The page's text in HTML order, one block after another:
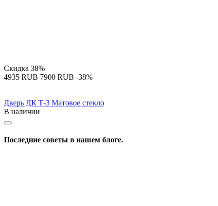
Скидка 38%
‍4935‍ RUB ‍7900‍ RUB -38%
Дверь ДК Т-3 Матовое стекло
В наличии
Последние советы в нашем блоге.